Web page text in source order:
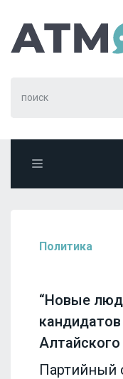
Политика
“Новые
Партийный